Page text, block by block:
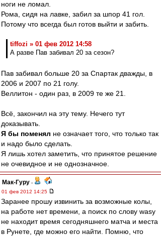
ноги не ломал.
Рома, сидя на лавке, забил за шпор 41 гол.
Потому что всегда был готов выйти и забить.
tiffozi » 01 фев 2012 14:58
А разве Пав забивал 20 за сезон?
Пав забивал больше 20 за Спартак дважды, в
2006 и 2007 по 21 голу.
Веллитон - один раз, в 2009 те же 21.
Всё, закончил на эту тему. Нечего тут
доказывать.
Я бы поменял не означает того, что только так
и надо было сделать.
Я лишь хотел заметить, что принятое решение
не очевидное и не однозначное.
Мак-Гуру -
01 фев 2012 14:25
Заранее прошу извинить за возможные колы,
на работе нет времени, а поиск по слову wasy
не находит время сегодняшнего матча и места
в Рунете, где можно его найти. Помню, что